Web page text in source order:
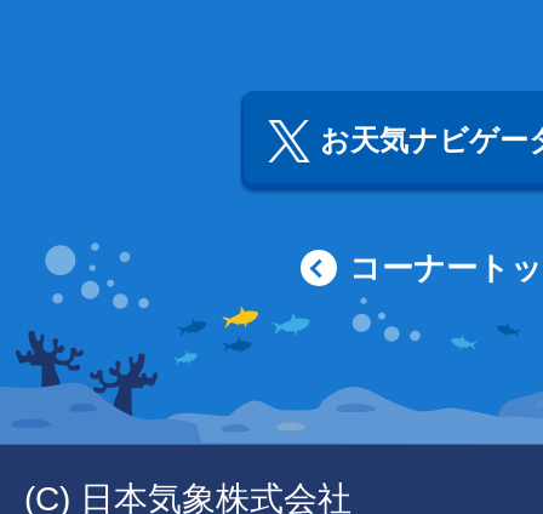
お天気ナビゲー
コーナート
(C) 日本気象株式会社